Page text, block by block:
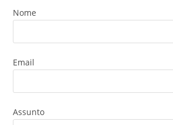
Nome
Email
Assunto